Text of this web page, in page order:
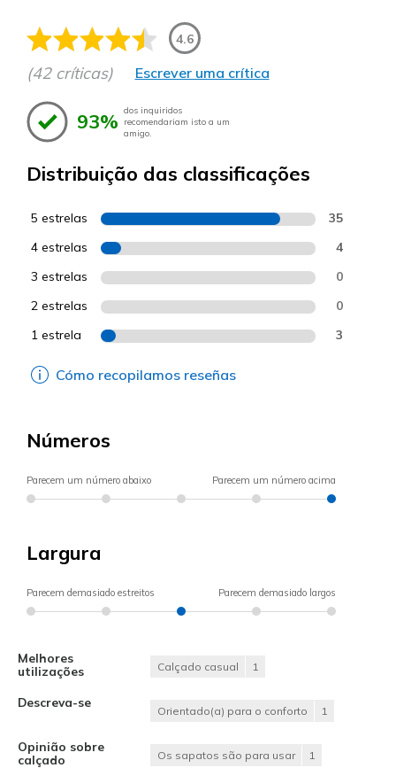
4.6
(42 críticas) Escrever uma crítica
93% dos inquiridos
recomendariam isto a um
amigo.
Distribuição das classificações
5 estrelas 35
4 estrelas 4
3 estrelas 0
2 estrelas 0
1 estrela 3
Cómo recopilamos reseñas
Números
Parecem um número abaixo Parecem um número acima
Largura
Parecem demasiado estreitos Parecem demasiado largos
Melhores
utilizações
Calçado casual 1
Descreva-se
Orientado(a) para o conforto 1
Opinião sobre
calçado
Os sapatos são para usar 1